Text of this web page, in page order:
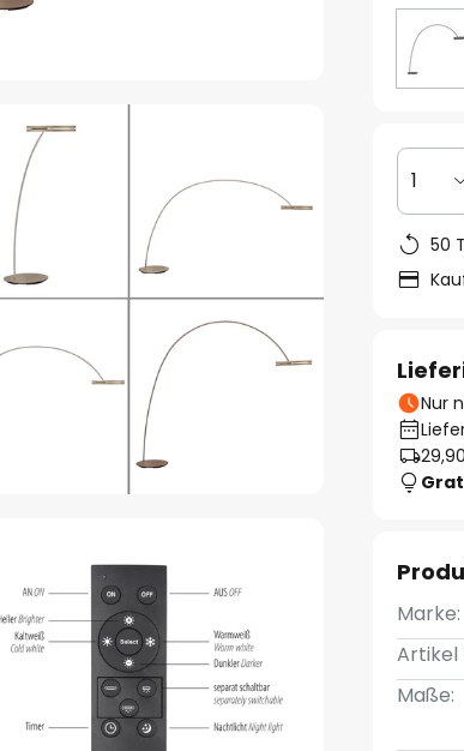
1
50
Nur
Marke:
Artikel
Maße: